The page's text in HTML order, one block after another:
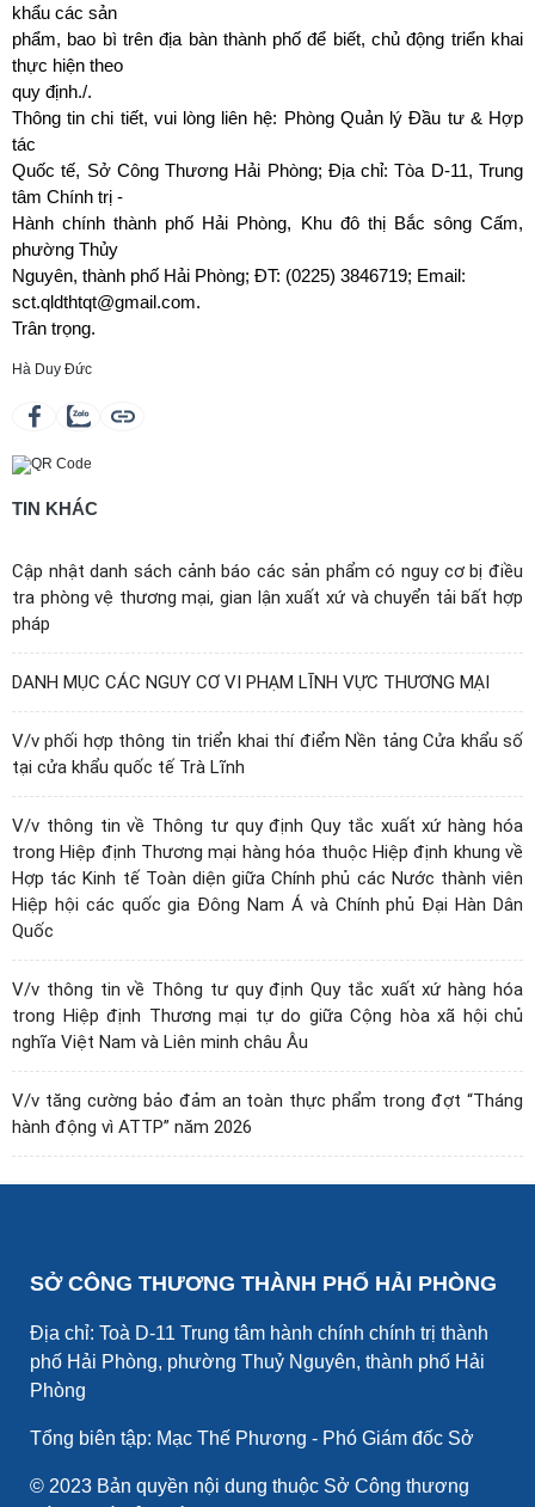
khẩu các sản
phẩm, bao bì trên địa bàn thành phố để biết, chủ động triển khai
thực hiện theo
quy định./.
Thông tin chi tiết, vui lòng liên hệ: Phòng Quản lý Đầu tư & Hợp
tác
Quốc tế, Sở Công Thương Hải Phòng; Địa chỉ: Tòa D-11, Trung
tâm Chính trị -
Hành chính thành phố Hải Phòng, Khu đô thị Bắc sông Cấm,
phường Thủy
Nguyên, thành phố Hải Phòng; ĐT: (0225) 3846719; Email:
sct.qldthtqt@gmail.com.
Trân trọng.
Hà Duy Đức
TIN KHÁC
Cập nhật danh sách cảnh báo các sản phẩm có nguy cơ bị điều
tra phòng vệ thương mại, gian lận xuất xứ và chuyển tải bất hợp
pháp
DANH MỤC CÁC NGUY CƠ VI PHẠM LĨNH VỰC THƯƠNG MẠI
V/v phối hợp thông tin triển khai thí điểm Nền tảng Cửa khẩu số
tại cửa khẩu quốc tế Trà Lĩnh
V/v thông tin về Thông tư quy định Quy tắc xuất xứ hàng hóa
trong Hiệp định Thương mại hàng hóa thuộc Hiệp định khung về
Hợp tác Kinh tế Toàn diện giữa Chính phủ các Nước thành viên
Hiệp hội các quốc gia Đông Nam Á và Chính phủ Đại Hàn Dân
Quốc
V/v thông tin về Thông tư quy định Quy tắc xuất xứ hàng hóa
trong Hiệp định Thương mại tự do giữa Cộng hòa xã hội chủ
nghĩa Việt Nam và Liên minh châu Âu
V/v tăng cường bảo đảm an toàn thực phẩm trong đợt “Tháng
hành động vì ATTP” năm 2026
SỞ CÔNG THƯƠNG THÀNH PHỐ HẢI PHÒNG
Địa chỉ: Toà D-11 Trung tâm hành chính chính trị thành
phố Hải Phòng, phường Thuỷ Nguyên, thành phố Hải
Phòng
Tổng biên tập: Mạc Thế Phương - Phó Giám đốc Sở
© 2023 Bản quyền nội dung thuộc Sở Công thương